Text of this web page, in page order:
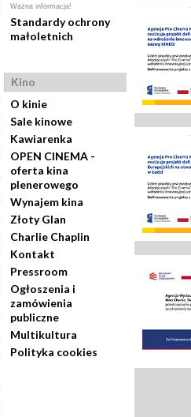
Ważna informacja!
Standardy ochrony
małoletnich
Kino
O kinie
Sale kinowe
Kawiarenka
OPEN CINEMA -
oferta kina
plenerowego
Wynajem kina
Złoty Glan
Charlie Chaplin
Kontakt
Pressroom
Ogłoszenia i
zamówienia
publiczne
Multikultura
Polityka cookies